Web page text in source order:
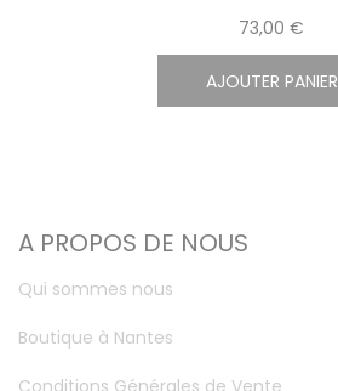
73,00 €
AJOUTER PANIER
A PROPOS DE NOUS
Qui sommes nous
Boutique à Nantes